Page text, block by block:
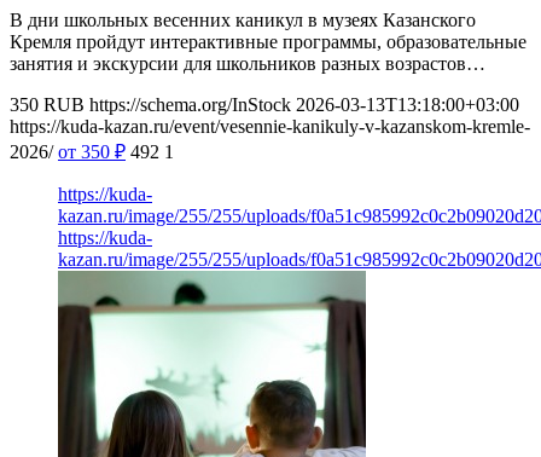
В дни школьных весенних каникул в музеях Казанского
Кремля пройдут интерактивные программы, образовательные
занятия и экскурсии для школьников разных возрастов…
350 RUB https://schema.org/InStock 2026-03-13T13:18:00+03:00
https://kuda-kazan.ru/event/vesennie-kanikuly-v-kazanskom-kremle-
2026/ от 350 ₽ 492 1
https://kuda-
kazan.ru/image/255/255/uploads/
https://kuda-
kazan.ru/image/255/255/uploads/